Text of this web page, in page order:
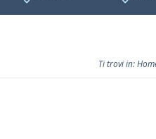
Ti trovi in: